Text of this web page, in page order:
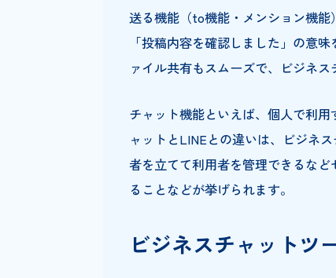
はじめに、ビジネスチャット
ツール提供元により若干の違
送る機能（to機能・メンショ